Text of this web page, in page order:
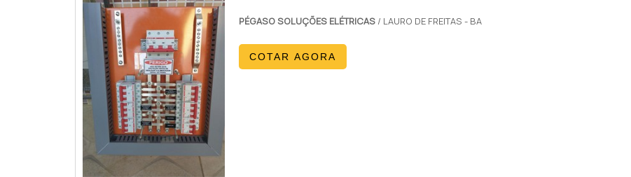
PÉGASO SOLUÇÕES ELÉTRICAS / LAURO DE FREITAS - BA
COTAR AGORA